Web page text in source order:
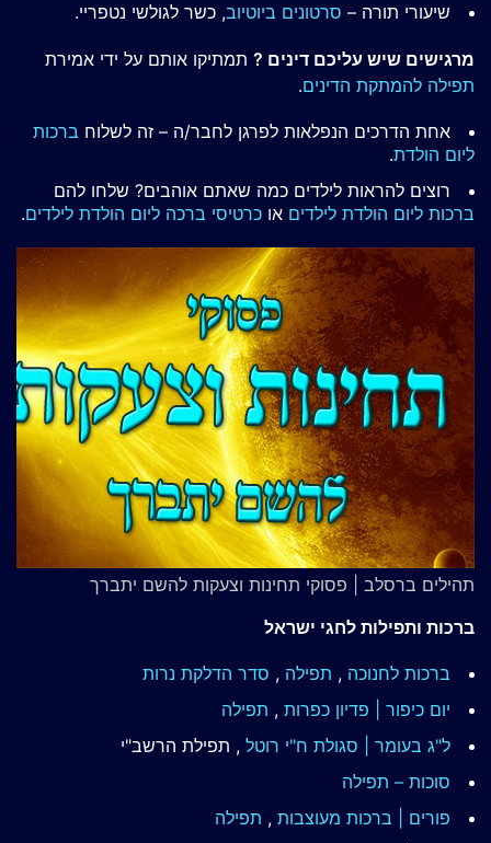
שיעורי תורה – סרטונים ביוטיוב, כשר לגולשי נטפריי.
מרגישים שיש עליכם דינים ? תמתיקו אותם על ידי אמירת
תפילה להמתקת הדינים.
אחת הדרכים הנפלאות לפרגן לחבר/ה – זה לשלוח ברכות
ליום הולדת.
רוצים להראות לילדים כמה שאתם אוהבים? שלחו להם
ברכות ליום הולדת לילדים או כרטיסי ברכה ליום הולדת לילדים.
תהילים ברסלב | פסוקי תחינות וצעקות להשם יתברך
ברכות ותפילות לחגי ישראל
ברכות לחנוכה , תפילה , סדר הדלקת נרות
יום כיפור | פדיון כפרות , תפילה
ל"ג בעומר | סגולת ח"י רוטל , תפילת הרשב"י
סוכות – תפילה
פורים | ברכות מעוצבות , תפילה